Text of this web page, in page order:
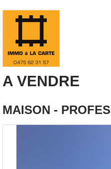
A VENDRE
MAISON -